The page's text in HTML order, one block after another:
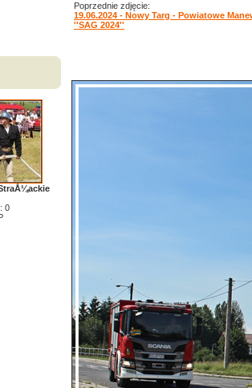
0
Poprzednie zdjęcie:
19.06.2024 - Nowy Targ - Powiatowe
''SAG 2024''